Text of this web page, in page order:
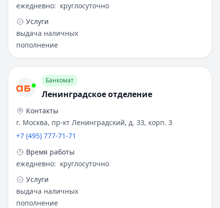
ежедневно: круглосуточно
Услуги
выдача наличных
пополнение
Банкомат
Ленинградское отделение
Контакты
г. Москва, пр-кт Ленинградский, д. 33, корп. 3
+7 (495) 777-71-71
Время работы
ежедневно: круглосуточно
Услуги
выдача наличных
пополнение